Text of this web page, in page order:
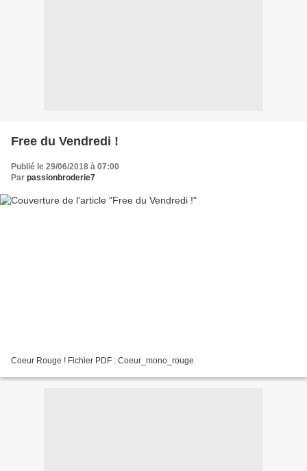
Free du Vendredi !
Publié le 29/06/2018 à 07:00
Par passionbroderie7
Coeur Rouge ! Fichier PDF : Coeur_mono_rouge